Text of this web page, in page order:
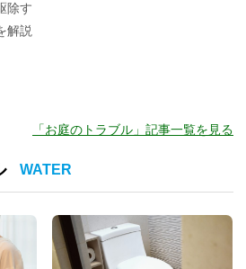
除す
解説
「お庭のトラブル」記事一覧を見る
WATER